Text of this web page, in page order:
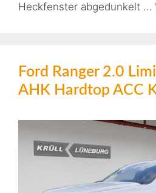
Heckfenster abgedunkelt …
Ford Ranger 2.0
AHK Hardtop ACC